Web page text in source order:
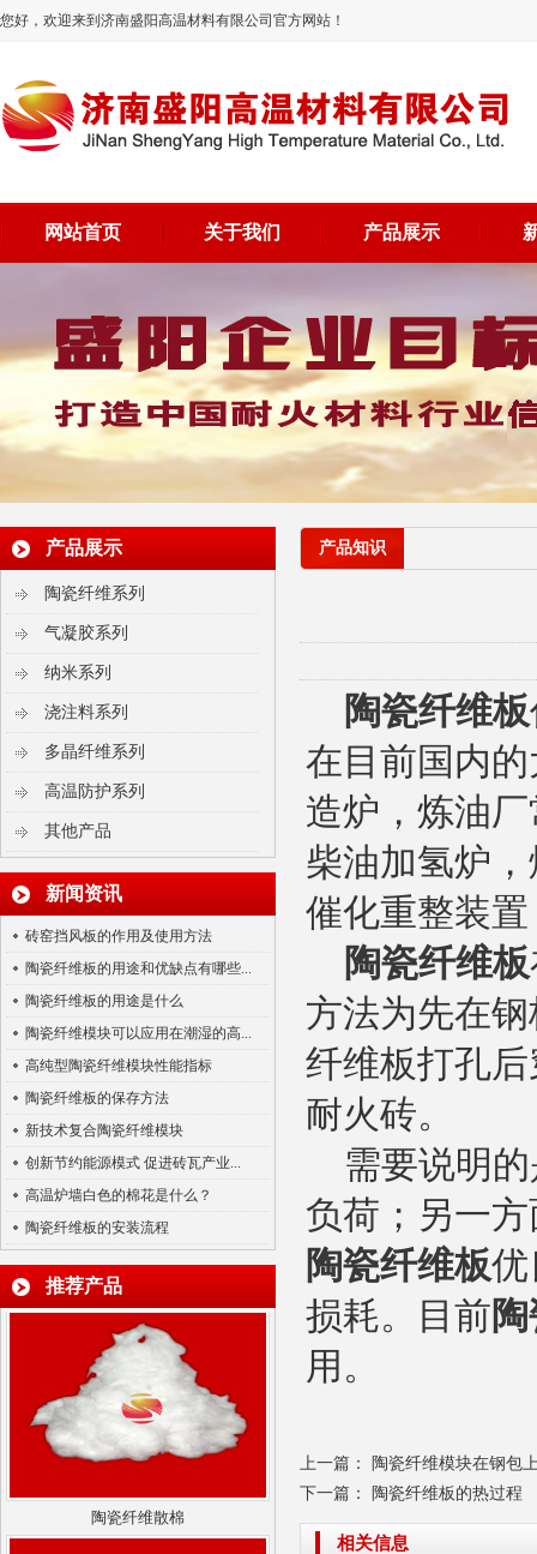
您好，欢迎来到济南盛阳高温材料有限公司官方网站！
网站首页 关于我们 产品展示
产品展示
陶瓷纤维系列
气凝胶系列
纳米系列
浇注料系列
多晶纤维系列
高温防护系列
其他产品
新闻资讯
砖窑挡风板的作用及使用方法
陶瓷纤维板的用途和优缺点有哪些...
陶瓷纤维板的用途是什么
陶瓷纤维模块可以应用在潮湿的高...
高纯型陶瓷纤维模块性能指标
陶瓷纤维板的保存方法
新技术复合陶瓷纤维模块
创新节约能源模式 促进砖瓦产业...
高温炉墙白色的棉花是什么？
陶瓷纤维板的安装流程
推荐产品
陶瓷纤维浇注料
多晶莫来石纤维贴面块
气凝胶毡
产品知识
陶瓷纤维板
在目前国内
造炉，炼油
柴油加氢炉
催化重整装
陶瓷纤维板
方法为先在
纤维板打孔
耐火砖。
需要说明的
负荷；另一
陶瓷纤维板优
损耗。目前
用。
上一篇：
陶瓷纤维模块在钢包
下一篇：
陶瓷纤维板的热过程
相关信息